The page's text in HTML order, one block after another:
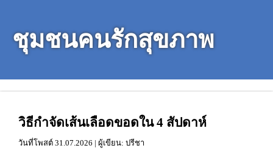
ชุมชนคนรักสุขภาพ
วิธีกำจัดเส้นเลือดขอดใน 4 สัปดาห์
วันที่โพสต์ 31.07.2026 | ผู้เขียน: ปรีชา